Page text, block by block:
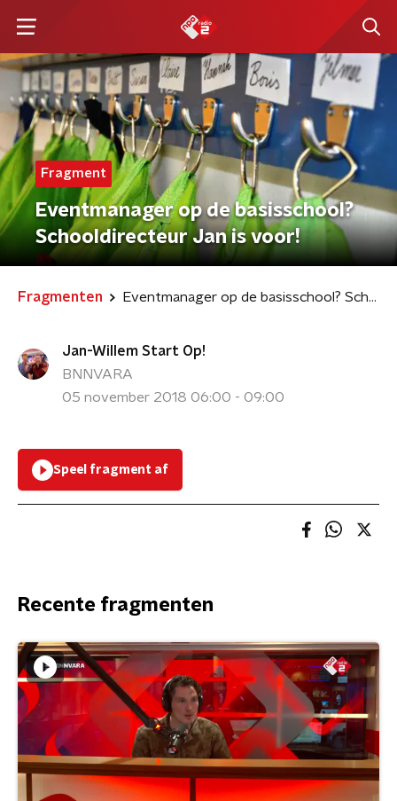
Fragment
Eventmanager op de basisschool?
Schooldirecteur Jan is voor!
Fragmenten Eventmanager op de basisschool? Schooldirecteur Jan is voor!
Jan-Willem Start Op!
BNNVARA
05 november 2018 06:00 - 09:00
Speel fragment af
Recente fragmenten